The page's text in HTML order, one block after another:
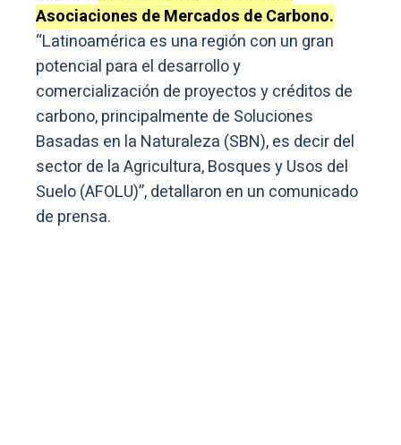
Asociaciones de Mercados de Carbono.
“Latinoamérica es una región con un gran
potencial para el desarrollo y
comercialización de proyectos y créditos de
carbono, principalmente de Soluciones
Basadas en la Naturaleza (SBN), es decir del
sector de la Agricultura, Bosques y Usos del
Suelo (AFOLU)”, detallaron en un comunicado
de prensa.